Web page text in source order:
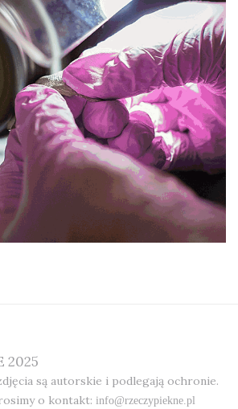
2025
są autorskie i podlegają ochronie.
o kontakt: info@rzeczypiekne.pl